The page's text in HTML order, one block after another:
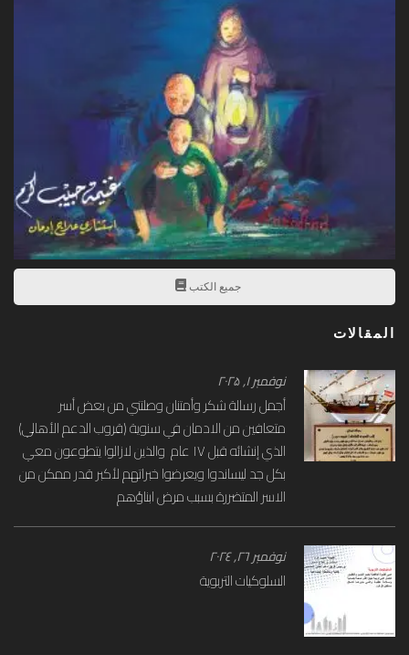
جميع الكتب
المقالات
نوفمبر ۱, ۲۰۲۵
‏أجمل رسالة شكر وأمتنان وصلتني من بعض أسر
متعافين من الادمان في سنوية (قروب الدعم الأهالي)
الذي إنشائه قبل ١٧ عام والذين لازالوا يتطوعون معي
بكل جد ليساندوا ويعرضوا خبراتهم لأكبر قدر ممكن من
الاسر المتضررة بسبب مرض ابناؤهم
نوفمبر ۲٦, ۲۰۲٤
السلوكيات التربوية